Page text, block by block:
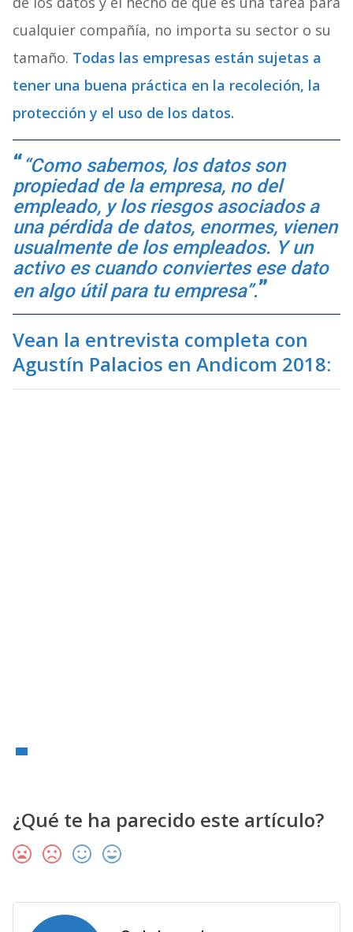
cualquier compañía, no importa su sector o su
tamaño. Todas las empresas están sujetas a
tener una buena práctica en la recoleción, la
protección y el uso de los datos.
“Como sabemos, los datos son
propiedad de la empresa, no del
empleado, y los riesgos asociados a
una pérdida de datos, enormes, vienen
usualmente de los empleados. Y un
activo es cuando conviertes ese dato
en algo útil para tu empresa”.
Vean la entrevista completa con
Agustín Palacios en Andicom 2018:
¿Qué te ha parecido este artículo?